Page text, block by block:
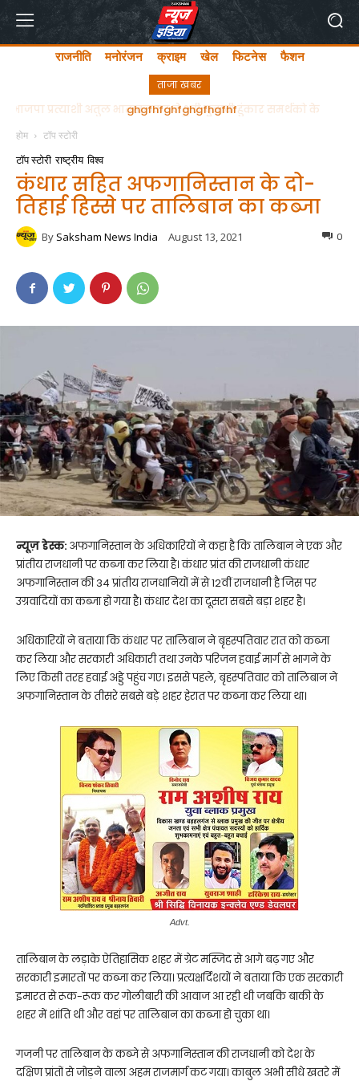
राजनीति मनोरंजन क्राइम खेल फिटनेस फैशन
ताजा खबर
ghgfhfghfghgfhgfhf
होम टॉप स्टोरी
टॉप स्टोरी राष्ट्रीय विश्व
कंधार सहित अफगानिस्तान के दो-
तिहाई हिस्से पर तालिबान का कब्जा
By Saksham News India August 13, 2021 0
न्यूज़ डेस्क: अफगानिस्तान के अधिकारियों ने कहा है कि तालिबान ने एक और
प्रांतीय राजधानी पर कब्जा कर लिया है। कंधार प्रांत की राजधानी कंधार
अफगानिस्तान की 34 प्रांतीय राजधानियों में से 12वीं राजधानी है जिस पर
उग्रवादियों का कब्जा हो गया है। कंधार देश का दूसरा सबसे बड़ा शहर है।
अधिकारियों ने बताया कि कंधार पर तालिबान ने बृहस्पतिवार रात को कब्जा
कर लिया और सरकारी अधिकारी तथा उनके परिजन हवाई मार्ग से भागने के
लिए किसी तरह हवाई अड्डे पहुंच गए। इससे पहले, बृहस्पतिवार को तालिबान ने
अफगानिस्तान के तीसरे सबसे बड़े शहर हेरात पर कब्जा कर लिया था।
Advt.
तालिबान के लड़ाके ऐतिहासिक शहर में ग्रेट मस्जिद से आगे बढ़ गए और
सरकारी इमारतों पर कब्जा कर लिया। प्रत्यक्षर्दिशयों ने बताया कि एक सरकारी
इमारत से रूक-रूक कर गोलीबारी की आवाज आ रही थी जबकि बाकी के
शहर में शांति थी और वहां पर तालिबान का कब्जा हो चुका था।
गजनी पर तालिबान के कब्जे से अफगानिस्तान की राजधानी को देश के
दक्षिण प्रांतों से जोड़ने वाला अहम राजमार्ग कट गया। काबुल अभी सीधे खतरे में